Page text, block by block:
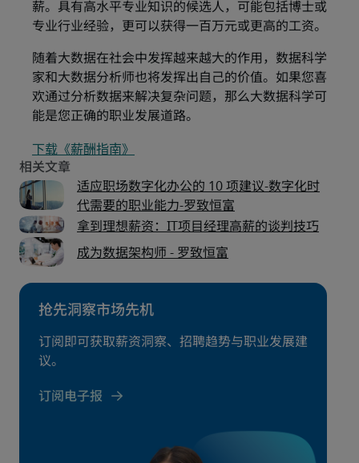
薪。具有高水平专业知识的候选人，可能包括博士或
专业行业经验，更可以获得一百万元或更高的工资。
随着大数据在社会中发挥越来越大的作用，数据科学
家和大数据分析师也将发挥出自己的价值。如果您喜
欢通过分析数据来解决复杂问题，那么大数据科学可
能是您正确的职业发展道路。
下载《薪酬指南》
适应职场数字化办公的 10 项建议-数字化时
代需要的职业能力-罗致恒富
拿到理想薪资：IT项目经理高薪的谈判技巧
成为数据架构师 - 罗致恒富